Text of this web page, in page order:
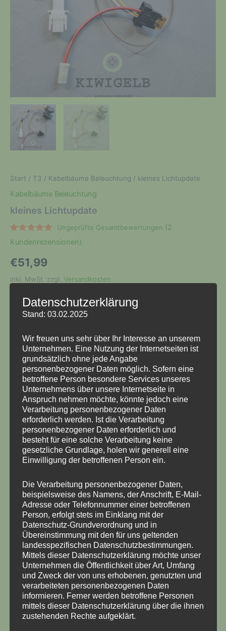
Start / T3 / Kabelbäume Beleuchtung / kleines Lichtupdate
Kabelbäume Beleuchtung
kleines Lichtupdate
Bewertet
mit5.00
basierend
auf
2
Ungeprüfte Gesamtbewertungen (2
Kundenrezensionen)
€51,99
inkl. MwSt. zzgl. Versandkosten
Variante
kleines
Lichtupdate
Menge
In den Warenkorb
Artikelnummer:
Kategorie:Kabelbäume Beleuchtung
Schlagwörter:licht,relais,t3
Zusätzliche Informationen
Produktsicherheit
Rezensionen (2)
Das kleine Lichtupdate besteht aus:
Vorsicherung mit Halterung für die Zentralelektrik
2 x hochwertige Relais eines namhaften
Herstellers aus China, nachdem wir mit den
Produkten der europäischen Marken, mit
Datenschutzerklärung
Stand: 03.02.2025
Wir freuen uns sehr über Ihr Interesse an unserem
Unternehmen. Eine Nutzung der Internetseiten ist
grundsätzlich ohne jede Angabe
personenbezogener Daten möglich. Sofern eine
betroffene Person besondere Services unseres
Unternehmens über unsere Internetseite in
Anspruch nehmen möchte, könnte jedoch eine
Verarbeitung personenbezogener Daten
erforderlich werden. Ist die Verarbeitung
personenbezogener Daten erforderlich und
besteht für eine solche Verarbeitung keine
gesetzliche Grundlage, holen wir generell eine
Einwilligung der betroffenen Person ein.
Die Verarbeitung personenbezogener Daten,
beispielsweise des Namens, der Anschrift, E-Mail-
Adresse oder Telefonnummer einer betroffenen
Person, erfolgt stets im Einklang mit der
Datenschutz-Grundverordnung und in
Übereinstimmung mit den für uns geltenden
landesspezifischen Datenschutzbestimmungen.
Mittels dieser Datenschutzerklärung möchte unser
Unternehmen die Öffentlichkeit über Art, Umfang
und Zweck der von uns erhobenen, genutzten und
verarbeiteten personenbezogenen Daten
informieren. Ferner werden betroffene Personen
mittels dieser Datenschutzerklärung über die ihnen
zustehenden Rechte aufgeklärt.